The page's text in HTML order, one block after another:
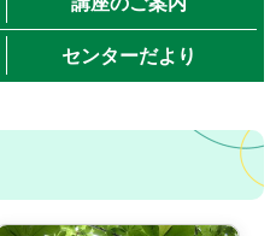
センターだより